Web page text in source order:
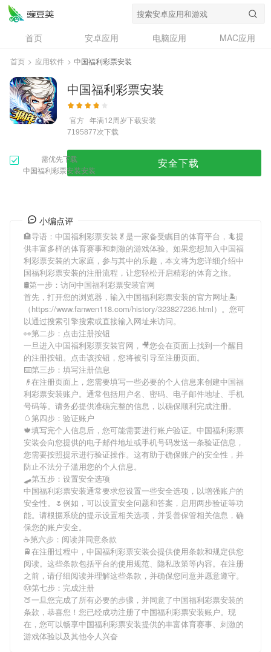
首页 安卓应用 电脑应用
MAC应用
资讯
专题
问答
首页 > 应用软件 > 中国福利彩票安装
中国福利彩票安装
官方 年满12周岁下载安装
7195877次下载
需优先下载
中国福利彩票安装安装
安全下载
小编点评
🏨导语： 中国福利彩票安装 🥬是一家备受瞩目的体育平台，🦎提
供丰富多样的体育赛事和刺激的游戏体验。如果您想加入中国福
利彩票安装的大家庭，参与其中的乐趣，本文将为您详细介绍中
国福利彩票安装的注册流程，让您轻松开启精彩的体育之旅。
🛢第一步：访问中国福利彩票安装官网
首先，打开您的浏览器，输入中国福利彩票安装的官方网址🏝
（https://www.fanwen118.com/history/323827236.html）。您可
以通过搜索引擎搜索或直接输入网址来访问。
👀第二步：点击注册按钮
一旦进入中国福利彩票安装官网，🎥您会在页面上找到一个醒目
的注册按钮。点击该按钮，您将被引导至注册页面。
⌨️第三步：填写注册信息
👴在注册页面上，您需要填写一些必要的个人信息来创建中国福
利彩票安装账户。通常包括用户名、密码、电子邮件地址、手机
号码等。请务必提供准确完整的信息，以确保顺利完成注册。
🥚第四步：验证账户
🍁填写完个人信息后，您可能需要进行账户验证。 中国福利彩票
安装会向您提供的电子邮件地址或手机号码发送一条验证信息，
您需要按照提示进行验证操作。这有助于确保账户的安全性，并
防止不法分子滥用您的个人信息。
🛹第五步：设置安全选项
中国福利彩票安装通常要求您设置一些安全选项，以增强账户的
安全性。🌷例如，可以设置安全问题和答案，启用两步验证等功
能。请根据系统的提示设置相关选项，并妥善保管相关信息，确
保您的账户安全。
☕第六步：阅读并同意条款
🚆在注册过程中， 中国福利彩票安装会提供使用条款和规定供您
阅读。这些条款包括平台的使用规范、隐私政策等内容。在注册
之前，请仔细阅读并理解这些条款，并确保您同意并愿意遵守。
Ⓜ第七步：完成注册
🍑一旦您完成了所有必要的步骤，并同意了中国福利彩票安装的
条款，恭喜您！您已经成功注册了中国福利彩票安装账户。现
在，您可以畅享中国福利彩票安装提供的丰富体育赛事、刺激的
游戏体验以及其他令人兴奋